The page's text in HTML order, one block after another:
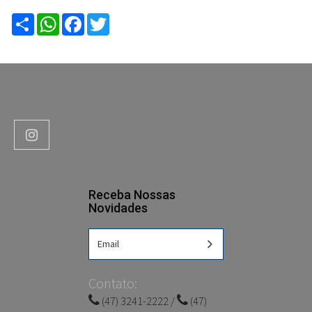
Compartilhar
WhatsAppFacebook
Twitter
Receba Nossas
Novidades
Contato:
(47) 3241-2222 /
(47)